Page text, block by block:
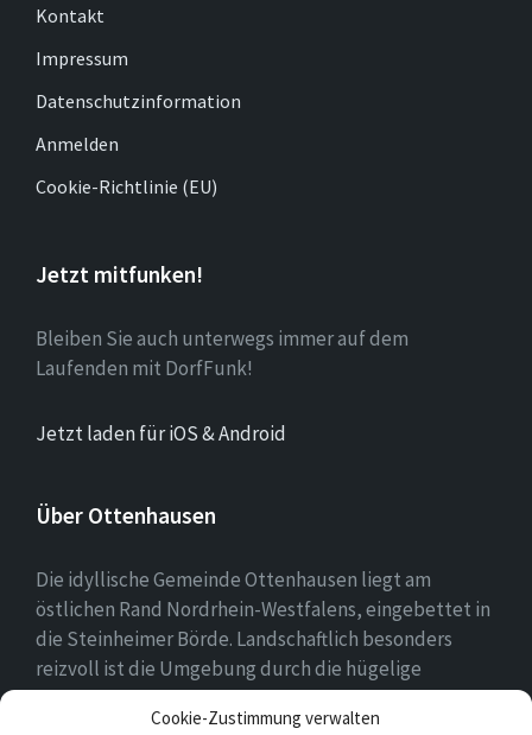
Cookie-Zustimmung verwalten
Kontakt
Impressum
Datenschutzinformation
Anmelden
Cookie-Richtlinie (EU)
Jetzt mitfunken!
Bleiben Sie auch unterwegs immer auf dem
Laufenden mit DorfFunk!
Jetzt laden für iOS & Android
Über Ottenhausen
Die idyllische Gemeinde Ottenhausen liegt am
östlichen Rand Nordrhein-Westfalens, eingebettet in
die Steinheimer Börde. Landschaftlich besonders
reizvoll ist die Umgebung durch die hügelige
Landschaft des naheliegenden Eggegebirges als
Ausläufer des Teutoburger Waldes.